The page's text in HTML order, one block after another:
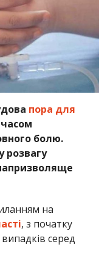
пора для
болю.
розвагу
на
, з початку
серед